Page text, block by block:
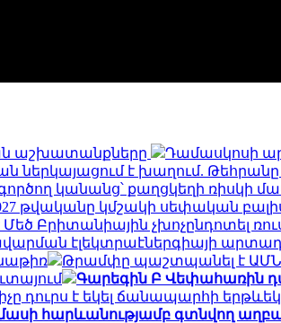
աշխատանքները
Դամասկոսի
ներկայացում է խաղում.
կանանց՝ քաղցկեղի ռիսկի
2027 թվականը կմշակի սեփական
Բրիտանիային չխոչընդոտել
էլեկտրաէներգիայի
Թրամփը պաշտպանել է
Գարեգին Բ Վեփահառին
դուրս է եկել ճանապարհի
հարևանությամբ գտնվող